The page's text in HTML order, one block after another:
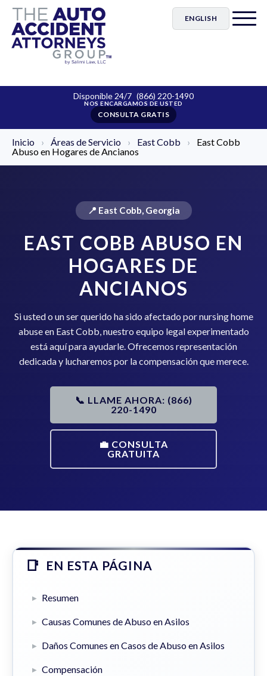
ENGLISH
Disponible 24/7 (866) 220-1490
CONSULTA GRATIS
Inicio › Áreas de Servicio › East Cobb ›
East Cobb
Abuso en Hogares de Ancianos
📍 East Cobb, Georgia
EAST COBB ABUSO EN
HOGARES DE
ANCIANOS
Si usted o un ser querido ha sido afectado por nursing home
abuse en East Cobb, nuestro equipo legal experimentado
está aquí para ayudarle. Ofrecemos representación
dedicada y lucharemos por la compensación que merece.
📞 LLAME AHORA: (866)
220-1490
💼 CONSULTA
GRATUITA
EN ESTA PÁGINA
Resumen
Causas Comunes de Abuso en Asilos
Daños Comunes en Casos de Abuso en Asilos
Compensación